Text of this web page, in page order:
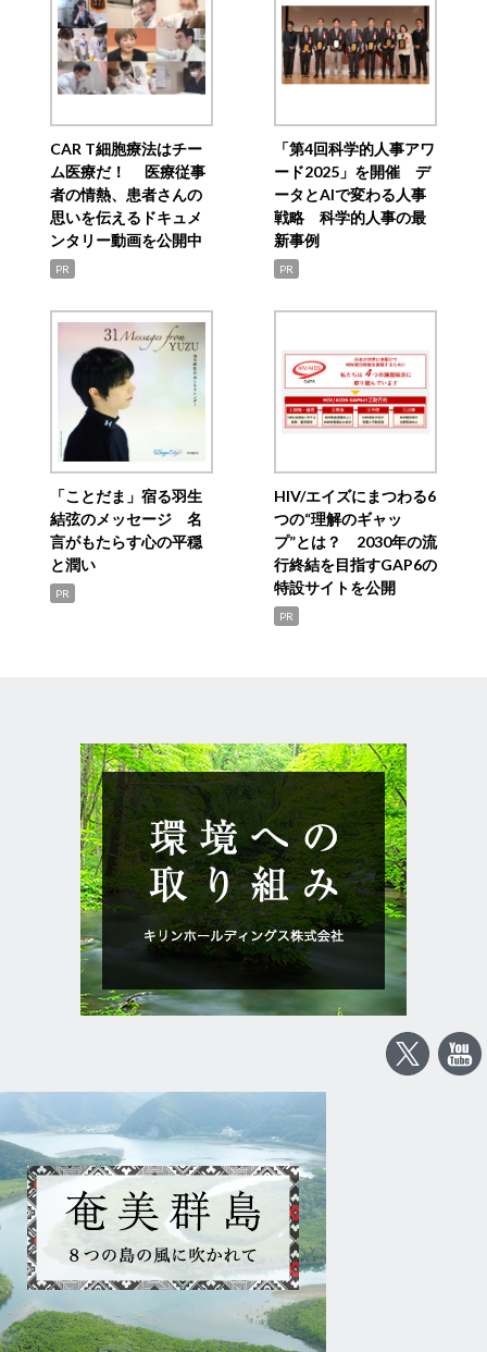
CAR T細胞療法はチー
ム医療だ！ 医療従事
者の情熱、患者さんの
思いを伝えるドキュメ
ンタリー動画を公開中
PR
「第4回科学的人事アワ
ード2025」を開催 デ
ータとAIで変わる人事
戦略 科学的人事の最
新事例
PR
「ことだま」宿る羽生
結弦のメッセージ 名
言がもたらす心の平穏
と潤い
PR
HIV/エイズにまつわる6
つの“理解のギャッ
プ”とは？ 2030年の流
行終結を目指すGAP6の
特設サイトを公開
PR